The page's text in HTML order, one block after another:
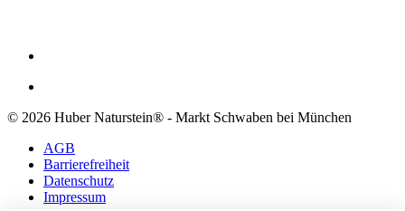
© 2026 Huber Naturstein® - Markt Schwaben bei München
AGB
Barrierefreiheit
Datenschutz
Impressum